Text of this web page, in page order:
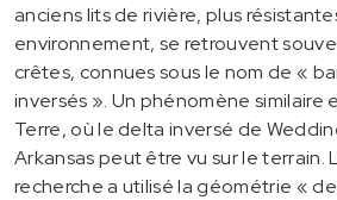
anciens lits de rivière, plus
environnement, se retrouvent
crêtes, connues sous le nom de «
inversés ». Un phénomène similaire
Terre, où le delta inversé de
Arkansas peut être vu sur le terrain.
recherche a utilisé la géométrie «